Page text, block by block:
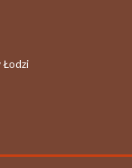
Łodzi